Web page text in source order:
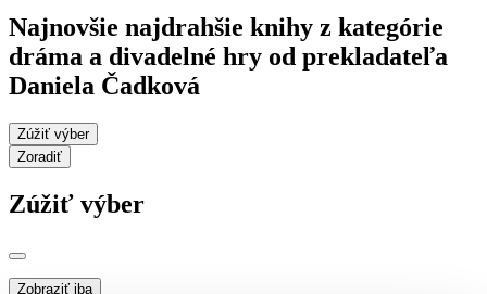
Najnovšie najdrahšie knihy z kategórie
dráma a divadelné hry od prekladateľa
Daniela Čadková
Zúžiť výber
Zoradiť
Zúžiť výber
Zobraziť iba